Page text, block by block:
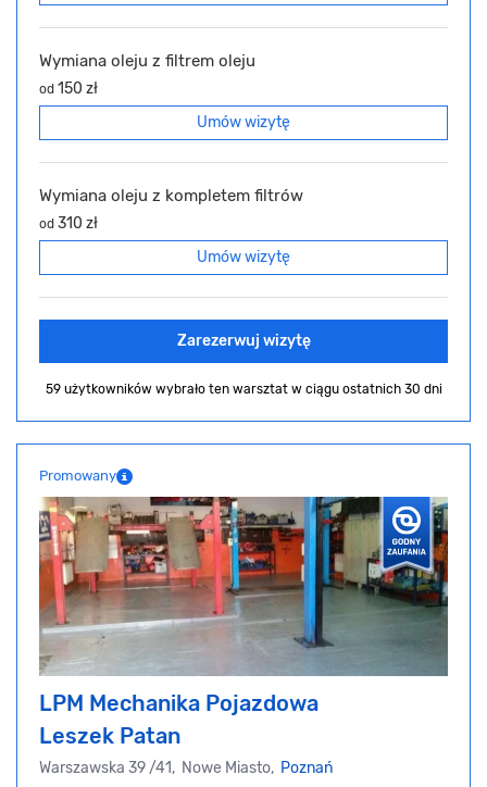
Wymiana oleju z filtrem oleju
od 150 zł
Umów wizytę
Wymiana oleju z kompletem filtrów
od 310 zł
Umów wizytę
Zarezerwuj wizytę
59 użytkowników wybrało ten warsztat w ciągu ostatnich 30 dni
Promowany
LPM Mechanika Pojazdowa
Leszek Patan
Warszawska 39 /41, Nowe Miasto, Poznań